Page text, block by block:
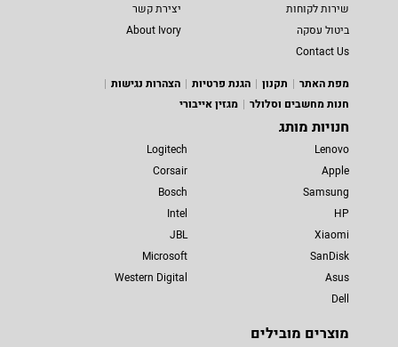
שירות לקוחות
יצירת קשר
ביטול עסקה
About Ivory
Contact Us
מפת האתר
תקנון הגנת פרטיות
הצהרות נגישות
חנות מחשבים וסלולר
מגזין אייבורי
חנויות מותג
Lenovo
Apple
Samsung
HP
Xiaomi
SanDisk
Asus
Dell
Logitech
Corsair
Bosch
Intel
JBL
Microsoft
Western Digital
מוצרים מובילים